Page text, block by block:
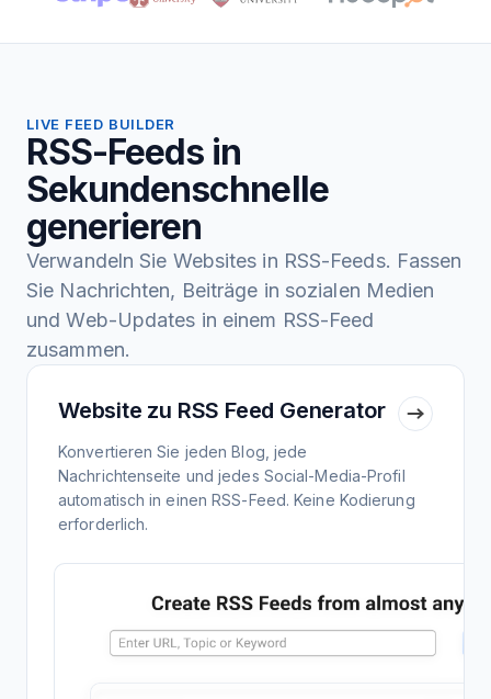
LIVE FEED BUILDER
RSS-Feeds in
Sekundenschnelle
generieren
Verwandeln Sie Websites in RSS-Feeds. Fassen
Sie Nachrichten, Beiträge in sozialen Medien
und Web-Updates in einem RSS-Feed
zusammen.
Website zu RSS Feed Generator
Konvertieren Sie jeden Blog, jede
Nachrichtenseite und jedes Social-Media-Profil
automatisch in einen RSS-Feed. Keine Kodierung
erforderlich.